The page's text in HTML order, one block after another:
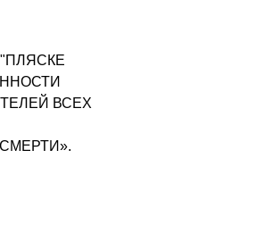
ВСЕХ